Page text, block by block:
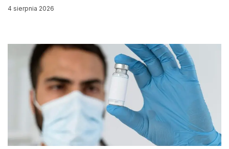
4 sierpnia 2026